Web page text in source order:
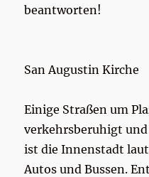
beantworten!
San Augustin Kirche
Einige Straßen um
verkehrsberuhigt
ist die Innenstadt
Autos und Bussen.